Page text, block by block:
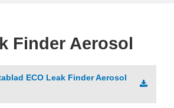
Finder Aerosol
ECO Leak Finder Aerosol